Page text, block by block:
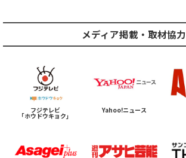
メディア掲載・取材協力
フジテレビ
「ホウドウキョク」
Yahoo!ニュース